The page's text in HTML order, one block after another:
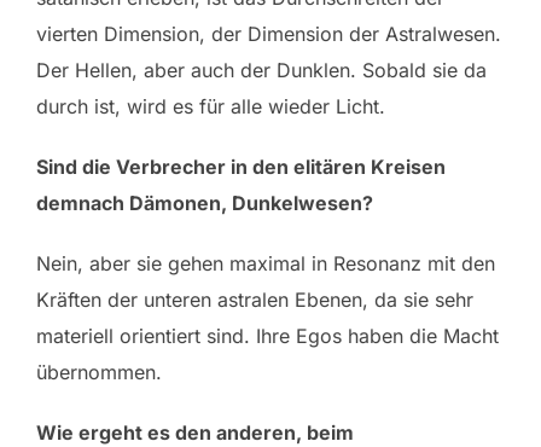
vierten Dimension, der Dimension der Astralwesen.
Der Hellen, aber auch der Dunklen. Sobald sie da
durch ist, wird es für alle wieder Licht.
Sind die Verbrecher in den elitären Kreisen
demnach Dämonen, Dunkelwesen?
Nein, aber sie gehen maximal in Resonanz mit den
Kräften der unteren astralen Ebenen, da sie sehr
materiell orientiert sind. Ihre Egos haben die Macht
übernommen.
Wie ergeht es den anderen, beim